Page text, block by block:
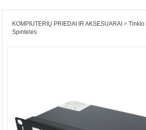
KOMPIUTERIŲ PRIEDAI IR AKSESUARAI Tinklo
Spintelės